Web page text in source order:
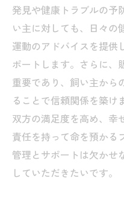
発見や健康トラブルの予
い主に対しても、日々の
運動のアドバイスを提供
ポートします。さらに、
重要であり、飼い主から
ることで信頼関係を築け
双方の満足度を高め、幸
責任を持って命を預かる
管理とサポートは欠かせ
していただきたいです。